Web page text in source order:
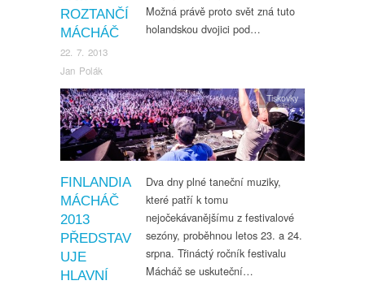
ROZTANČÍ
MÁCHÁČ
22. 7. 2013
Jan Polák
Možná právě proto svět zná tuto
holandskou dvojici pod…
FINLANDIA
MÁCHÁČ
2013
PŘEDSTAV
UJE
HLAVNÍ
Tiskovky
Dva dny plné taneční muziky,
které patří k tomu
nejočekávanějšímu z festivalové
sezóny, proběhnou letos 23. a 24.
srpna. Třináctý ročník festivalu
Mácháč se uskuteční…